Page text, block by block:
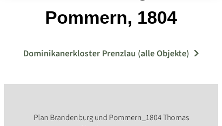
Pommern, 1804
Dominikanerkloster Prenzlau (alle Objekte)